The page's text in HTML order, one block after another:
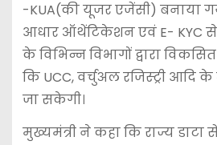
-KUA(की यूजर एजेंसी) बनाया
आधार ऑथेंटिकेशन एवं E- KYC
के विभिन्न विभागों द्वारा
कि UCC, वर्चुअल रजिस्ट्री आदि
जा सकेगी।
मुख्यमंत्री ने कहा कि राज्य डाटा